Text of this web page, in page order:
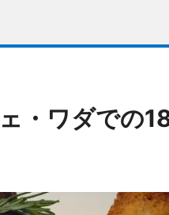
・ワダでの